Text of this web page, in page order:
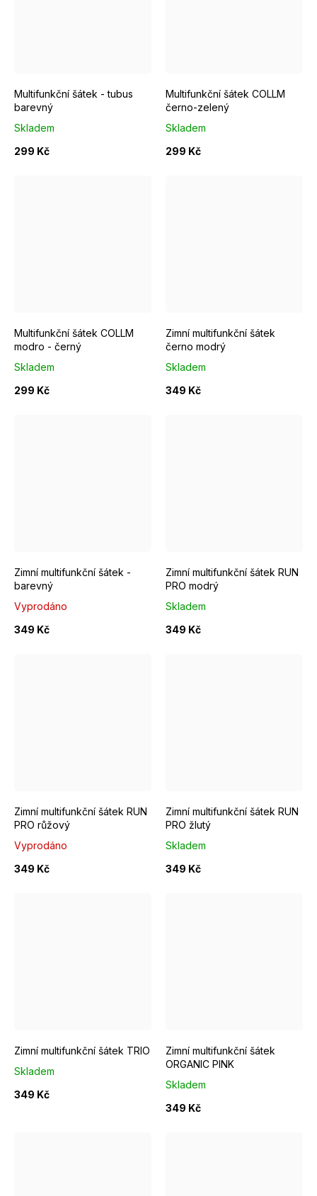
Multifunkční šátek - tubus
barevný
Skladem
299 Kč
Multifunkční šátek COLLM
černo-zelený
Skladem
299 Kč
Multifunkční šátek COLLM
modro - černý
Skladem
299 Kč
Zimní multifunkční šátek
černo modrý
Skladem
349 Kč
Zimní multifunkční šátek -
barevný
Vyprodáno
349 Kč
Zimní multifunkční šátek RUN
PRO modrý
Skladem
349 Kč
Zimní multifunkční šátek RUN
PRO růžový
Vyprodáno
349 Kč
Zimní multifunkční šátek RUN
PRO žlutý
Skladem
349 Kč
Zimní multifunkční šátek TRIO
Skladem
349 Kč
Zimní multifunkční šátek
ORGANIC PINK
Skladem
349 Kč